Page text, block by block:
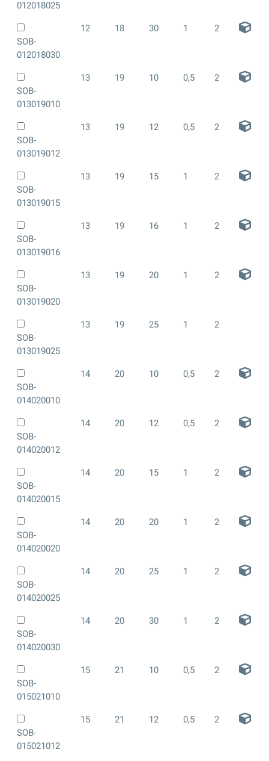
012018025
SOB-
012018030
12 18 30 1 2
SOB-
013019010
13 19 10 0,5 2
SOB-
013019012
13 19 12 0,5 2
SOB-
013019015
13 19 15 1 2
SOB-
013019016
13 19 16 1 2
SOB-
013019020
13 19 20 1 2
SOB-
013019025
13 19 25 1 2
SOB-
014020010
14 20 10 0,5 2
SOB-
014020012
14 20 12 0,5 2
SOB-
014020015
14 20 15 1 2
SOB-
014020020
14 20 20 1 2
SOB-
014020025
14 20 25 1 2
SOB-
014020030
14 20 30 1 2
SOB-
015021010
15 21 10 0,5 2
SOB-
015021012
15 21 12 0,5 2